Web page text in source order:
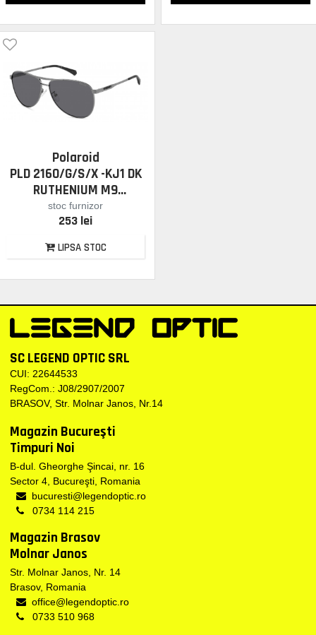
Polaroid
PLD 2160/G/S/X -KJ1 DK
RUTHENIUM M9
stoc furnizor
253 lei
LIPSA STOC
SC LEGEND OPTIC SRL
CUI: 22644533
RegCom.: J08/2907/2007
BRASOV, Str. Molnar Janos, Nr.14
Magazin Bucureşti
Timpuri Noi
B-dul. Gheorghe Şincai, nr. 16
Sector 4, Bucureşti, Romania
bucuresti@legendoptic.ro
0734 114 215
Magazin Brasov
Molnar Janos
Str. Molnar Janos, Nr. 14
Brasov, Romania
office@legendoptic.ro
0733 510 968